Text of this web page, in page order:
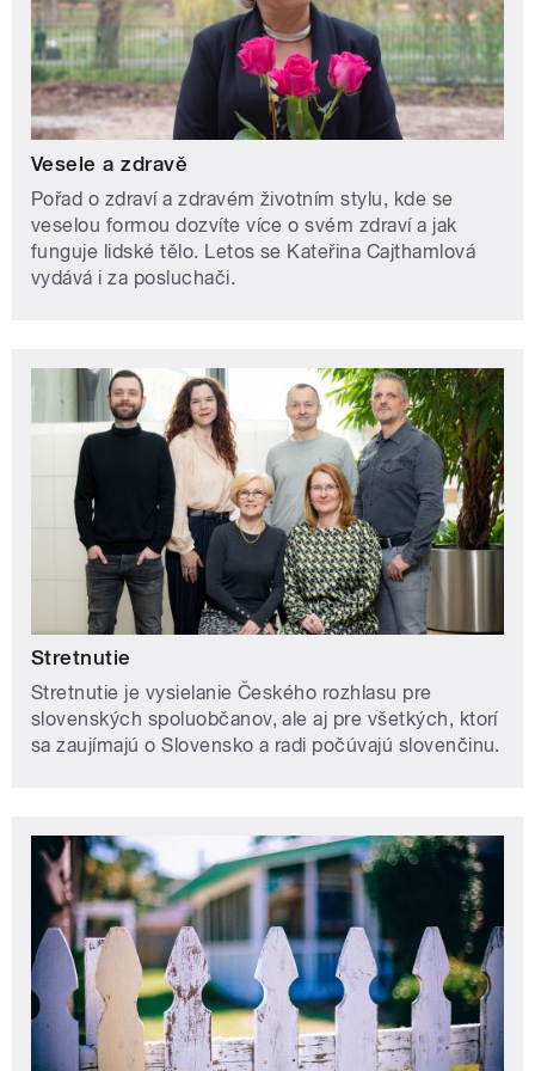
Vesele a zdravě
Pořad o zdraví a zdravém životním stylu, kde se
veselou formou dozvíte více o svém zdraví a jak
funguje lidské tělo. Letos se Kateřina Cajthamlová
vydává i za posluchači.
Stretnutie
Stretnutie je vysielanie Českého rozhlasu pre
slovenských spoluobčanov, ale aj pre všetkých, ktorí
sa zaujímajú o Slovensko a radi počúvajú slovenčinu.